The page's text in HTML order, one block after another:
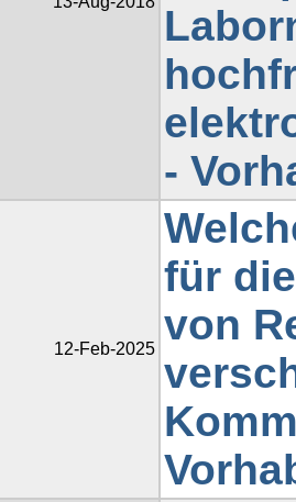
-
12-Feb-2025
für
von